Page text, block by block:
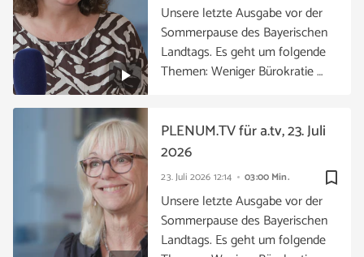
Unsere letzte Ausgabe vor der
Sommerpause des Bayerischen
Landtags. Es geht um folgende
Themen: Weniger Bürokratie …
bookmark_border
23. Juli 2026 12:14 03:00 Min.
PLENUM.TV für a.tv, 23. Juli
2026
Unsere letzte Ausgabe vor der
Sommerpause des Bayerischen
Landtags. Es geht um folgende